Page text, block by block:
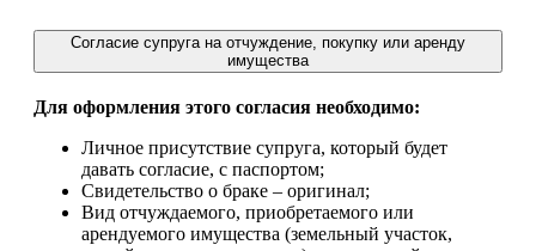
Согласие супруга на отчуждение, покупку или аренду
имущества
Для оформления этого согласия необходимо:
Личное присутствие супруга, который будет
давать согласие, с паспортом;
Свидетельство о браке – оригинал;
Вид отчуждаемого, приобретаемого или
арендуемого имущества (земельный участок,